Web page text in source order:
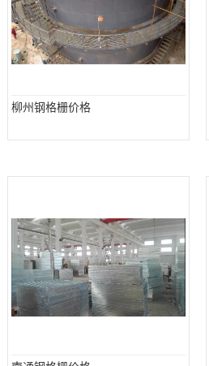
柳州钢格栅价格